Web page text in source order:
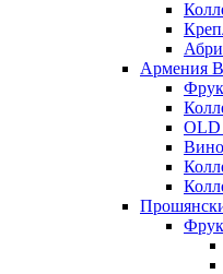
Армения